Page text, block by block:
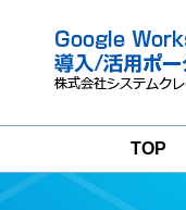
TOP